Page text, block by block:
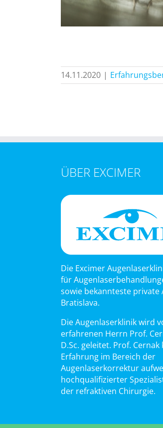
14.11.2020 |
ÜBER EXCIMER
Die Excimer
für
sowie bekannteste private
Bratislava.
Die Augenlaserklinik wird
erfahrenen Herrn Prof.
D.Sc. geleitet. Prof.
Erfahrung im Bereich der
Augenlaserkorrektur
hochqualifizierter
der refraktiven Chirurgie.